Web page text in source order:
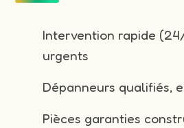
Intervention rapide
urgents
Dépanneurs qualifiés,
Pièces garanties